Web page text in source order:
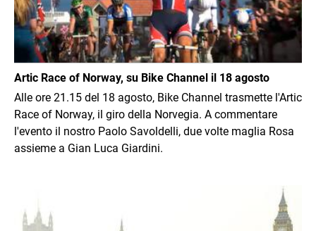
Artic Race of Norway, su Bike Channel il 18 agosto
Alle ore 21.15 del 18 agosto, Bike Channel trasmette l'Artic
Race of Norway, il giro della Norvegia. A commentare
l'evento il nostro Paolo Savoldelli, due volte maglia Rosa
assieme a Gian Luca Giardini.